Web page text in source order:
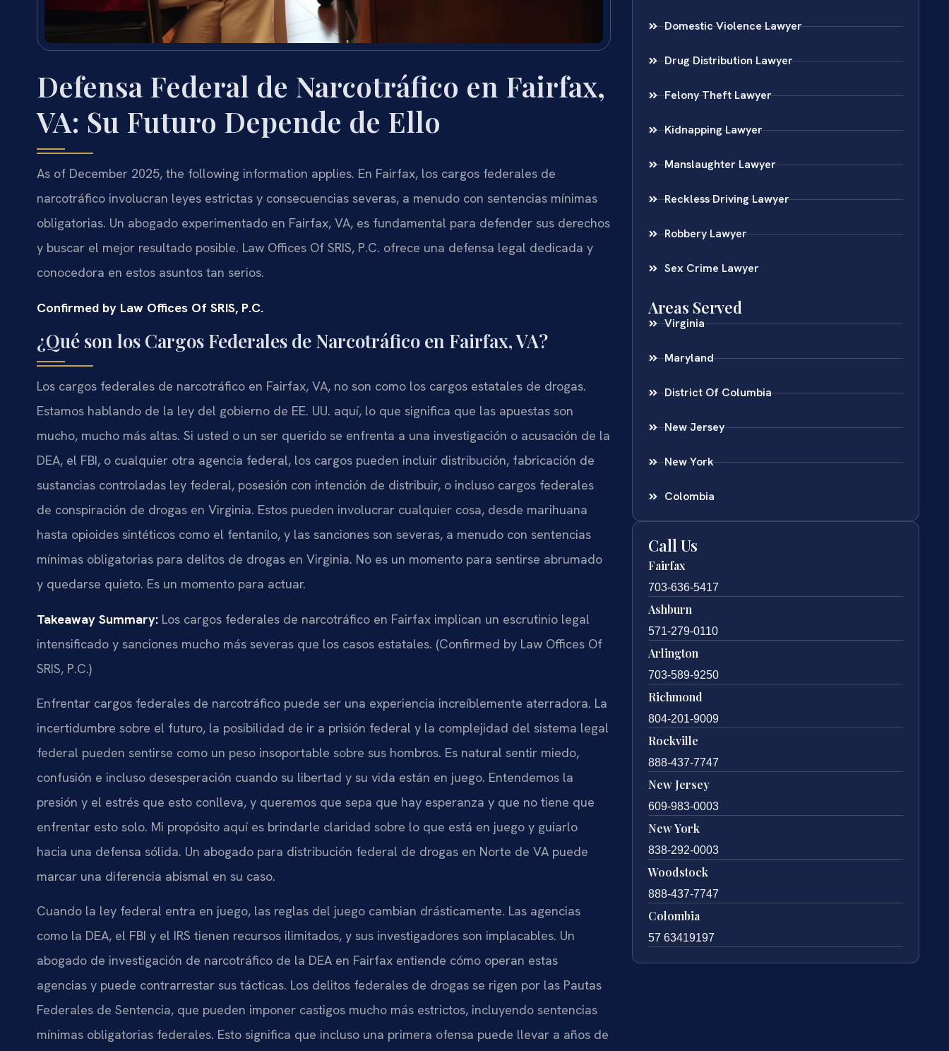
Defensa Federal de Narcotráfico en Fairfax,
VA: Su Futuro Depende de Ello
As of December 2025, the following information applies. En Fairfax, los cargos federales de
narcotráfico involucran leyes estrictas y consecuencias severas, a menudo con sentencias mínimas
obligatorias. Un abogado experimentado en Fairfax, VA, es fundamental para defender sus derechos
y buscar el mejor resultado posible. Law Offices Of SRIS, P.C. ofrece una defensa legal dedicada y
conocedora en estos asuntos tan serios.
Confirmed by Law Offices Of SRIS, P.C.
¿Qué son los Cargos Federales de Narcotráfico en Fairfax, VA?
Los cargos federales de narcotráfico en Fairfax, VA, no son como los cargos estatales de drogas.
Estamos hablando de la ley del gobierno de EE. UU. aquí, lo que significa que las apuestas son
mucho, mucho más altas. Si usted o un ser querido se enfrenta a una investigación o acusación de la
DEA, el FBI, o cualquier otra agencia federal, los cargos pueden incluir distribución, fabricación de
sustancias controladas ley federal, posesión con intención de distribuir, o incluso cargos federales
de conspiración de drogas en Virginia. Estos pueden involucrar cualquier cosa, desde marihuana
hasta opioides sintéticos como el fentanilo, y las sanciones son severas, a menudo con sentencias
mínimas obligatorias para delitos de drogas en Virginia. No es un momento para sentirse abrumado
y quedarse quieto. Es un momento para actuar.
Takeaway Summary: Los cargos federales de narcotráfico en Fairfax implican un escrutinio legal
intensificado y sanciones mucho más severas que los casos estatales. (Confirmed by Law Offices Of
SRIS, P.C.)
Enfrentar cargos federales de narcotráfico puede ser una experiencia increíblemente aterradora. La
incertidumbre sobre el futuro, la posibilidad de ir a prisión federal y la complejidad del sistema legal
federal pueden sentirse como un peso insoportable sobre sus hombros. Es natural sentir miedo,
confusión e incluso desesperación cuando su libertad y su vida están en juego. Entendemos la
presión y el estrés que esto conlleva, y queremos que sepa que hay esperanza y que no tiene que
enfrentar esto solo. Mi propósito aquí es brindarle claridad sobre lo que está en juego y guiarlo
hacia una defensa sólida. Un abogado para distribución federal de drogas en Norte de VA puede
marcar una diferencia abismal en su caso.
Cuando la ley federal entra en juego, las reglas del juego cambian drásticamente. Las agencias
como la DEA, el FBI y el IRS tienen recursos ilimitados, y sus investigadores son implacables. Un
abogado de investigación de narcotráfico de la DEA en Fairfax entiende cómo operan estas
agencias y puede contrarrestar sus tácticas. Los delitos federales de drogas se rigen por las Pautas
Federales de Sentencia, que pueden imponer castigos mucho más estrictos, incluyendo sentencias
mínimas obligatorias federales. Esto significa que incluso una primera ofensa puede llevar a años de
Domestic Violence Lawyer
Drug Distribution Lawyer
Felony Theft Lawyer
Kidnapping Lawyer
Manslaughter Lawyer
Reckless Driving Lawyer
Robbery Lawyer
Sex Crime Lawyer
Areas Served
Virginia
Maryland
District Of Columbia
New Jersey
New York
Colombia
Call Us
Fairfax
703-636-5417
Ashburn
571-279-0110
Arlington
703-589-9250
Richmond
804-201-9009
Rockville
888-437-7747
New Jersey
609-983-0003
New York
838-292-0003
Woodstock
888-437-7747
Colombia
57 63419197